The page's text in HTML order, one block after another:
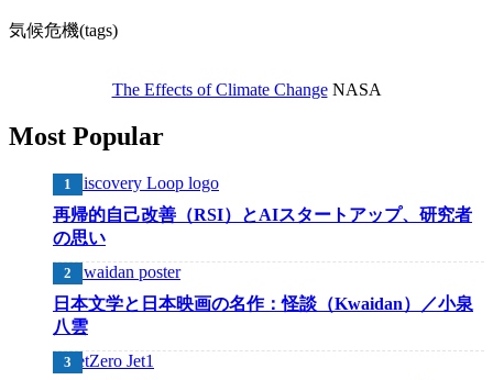
気候危機(tags)
The Effects of Climate ChangeNASA
Most Popular
再帰的自己改善（RSI）とAIスタートアップ、研究者
の思い
日本文学と日本映画の名作：怪談（Kwaidan）／小泉
八雲